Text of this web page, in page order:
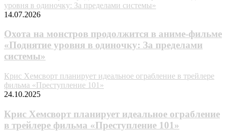
уровня в одиночку: За пределами системы»
14.07.2026
Охота на монстров продолжится в аниме-фильме
«Поднятие уровня в одиночку: За пределами
системы»
Крис Хемсворт планирует идеальное ограбление в трейлере
фильма «Преступление 101»
24.10.2025
Крис Хемсворт планирует идеальное ограбление
в трейлере фильма «Преступление 101»